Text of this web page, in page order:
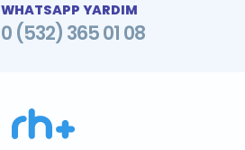
WHATSAPP YARDIM
0 (532) 365 01 08